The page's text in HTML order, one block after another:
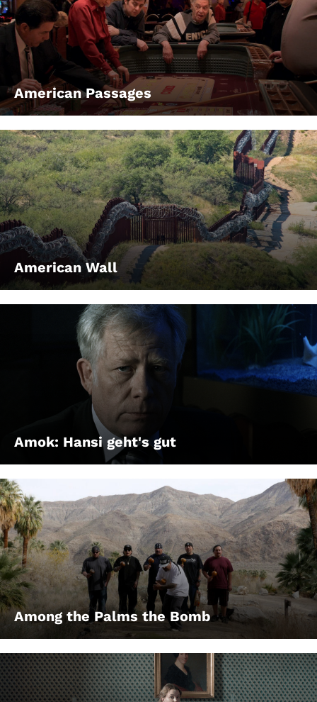
American Passages
American Wall
Amok: Hansi geht's gut
Among the Palms the Bomb